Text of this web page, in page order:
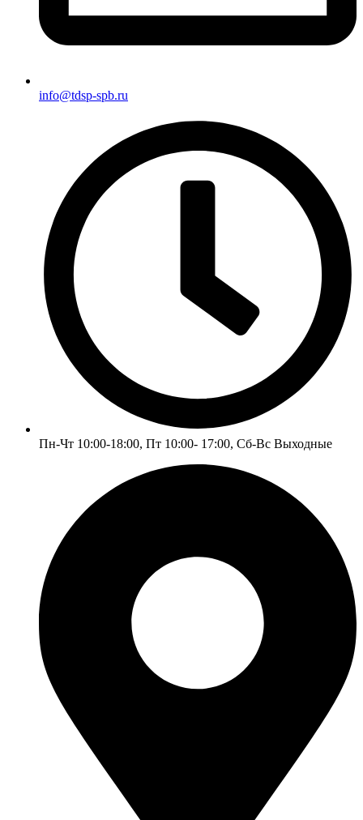
info@tdsp-spb.ru
Пн-Чт 10:00-18:00, Пт 10:00- 17:00, Сб-Вс Выходные